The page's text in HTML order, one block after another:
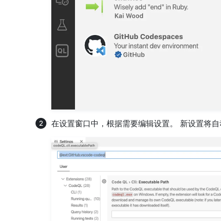
在设置窗口中，根据需要编辑设置。 新设置将